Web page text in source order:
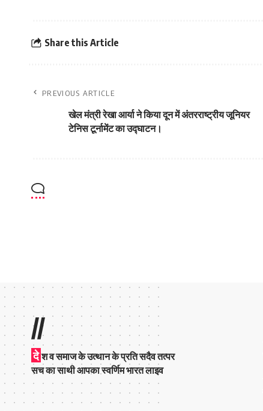
Share this Article
PREVIOUS ARTICLE
खेल मंत्री रेखा आर्या ने किया दून में अंतरराष्ट्रीय जूनियर
टेनिस टूर्नामेंट का उद्घाटन।
//
दे श व समाज के उत्थान के प्रति सदैव तत्पर
सच का साथी आपका स्वर्णिम भारत लाइव